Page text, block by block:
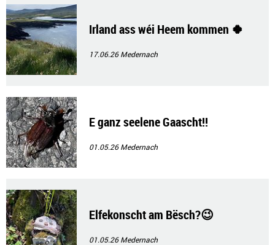
Irland ass wéi Heem kommen 🍀
17.06.26Medernach
E ganz seelene Gaascht!!
01.05.26Medernach
Elfekonscht am Bësch?😉
01.05.26Medernach